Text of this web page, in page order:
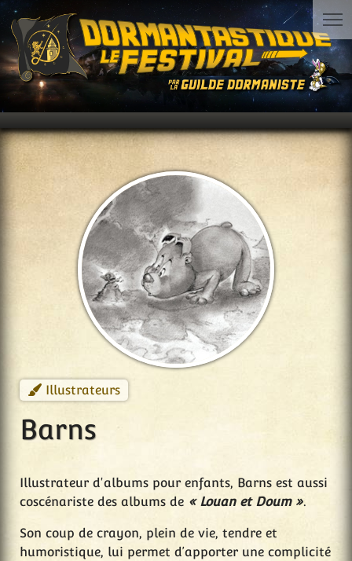
Illustrateurs
Barns
Illustrateur d'albums pour enfants, Barns est aussi
coscénariste des albums de « Louan et Doum ».
Son coup de crayon, plein de vie, tendre et
humoristique, lui permet d’apporter une complicité